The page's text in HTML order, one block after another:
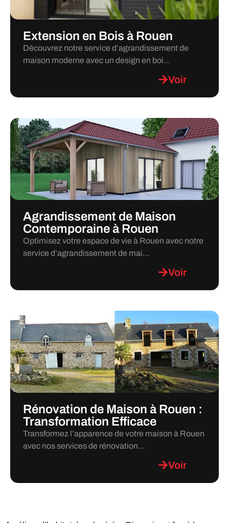
Extension en Bois à Rouen
Découvrez notre service d’agrandissement de
maison moderne avec un design en boi…
Voir
Agrandissement de Maison
Contemporaine à Rouen
Optimisez votre espace de vie à Rouen avec notre
service d’agrandissement de mai…
Voir
Rénovation de Maison à Rouen :
Transformation Efficace
Transformez l’apparence de votre maison à Rouen
avec nos services de rénovation…
Voir